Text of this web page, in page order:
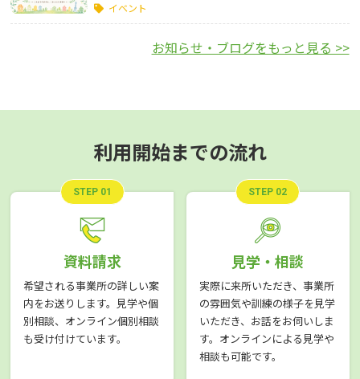
イベント
お知らせ・ブログをもっと見る >>
利用開始までの流れ
STEP 01
資料請求
希望される事業所の詳しい案
内をお送りします。見学や個
別相談、オンライン個別相談
も受け付けています。
STEP 02
見学・相談
実際に来所いただき、事業所
の雰囲気や訓練の様子を見学
いただき、お話をお伺いしま
す。オンラインによる見学や
相談も可能です。